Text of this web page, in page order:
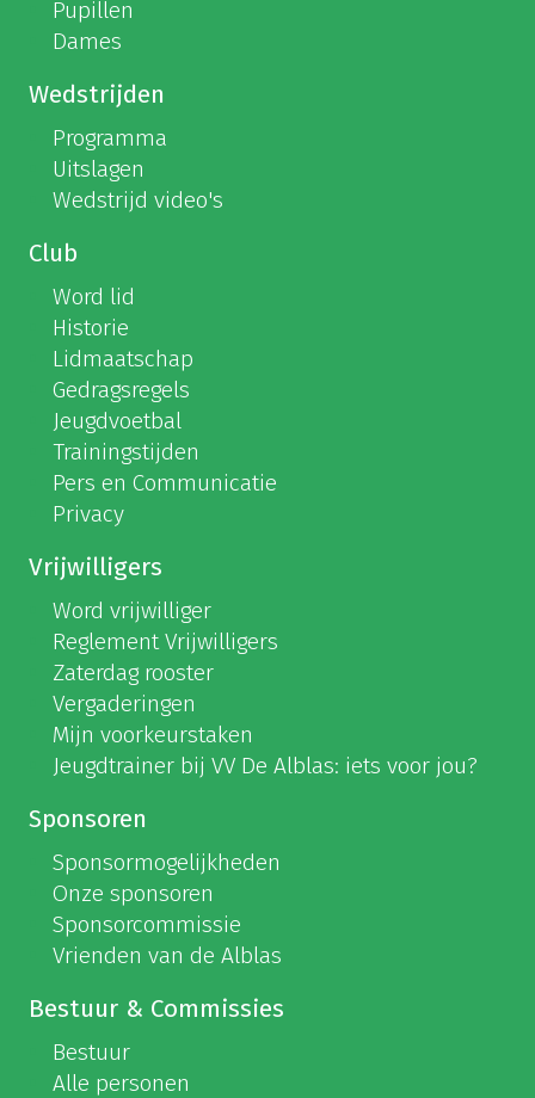
Pupillen
Dames
Wedstrijden
Programma
Uitslagen
Wedstrijd video's
Club
Word lid
Historie
Lidmaatschap
Gedragsregels
Jeugdvoetbal
Trainingstijden
Pers en Communicatie
Privacy
Vrijwilligers
Word vrijwilliger
Reglement Vrijwilligers
Zaterdag rooster
Vergaderingen
Mijn voorkeurstaken
Jeugdtrainer bij VV De Alblas: iets voor jou?
Sponsoren
Sponsormogelijkheden
Onze sponsoren
Sponsorcommissie
Vrienden van de Alblas
Bestuur & Commissies
Bestuur
Alle personen